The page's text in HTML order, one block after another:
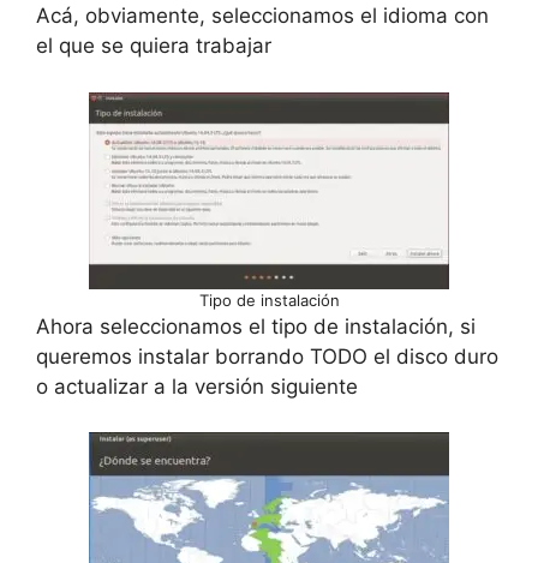
Acá, obviamente, seleccionamos el idioma con
el que se quiera trabajar
Tipo de instalación
Ahora seleccionamos el tipo de instalación, si
queremos instalar borrando TODO el disco duro
o actualizar a la versión siguiente